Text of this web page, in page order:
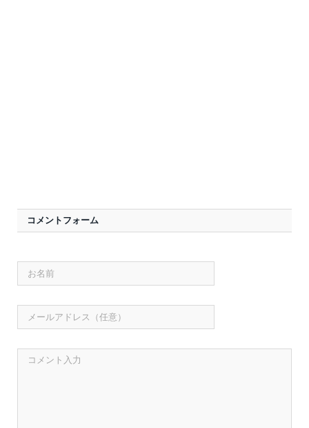
コメントフォーム